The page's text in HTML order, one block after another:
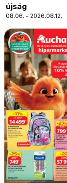
újság
08.06. - 2026.08.12.